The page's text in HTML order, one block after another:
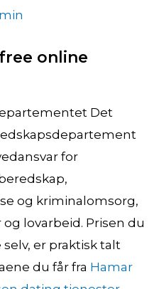
online
Det
for
og kriminalomsorg,
lovarbeid. Prisen du
er praktisk talt
du får fra Hamar